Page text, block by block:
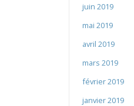
juin 2019
mai 2019
avril 2019
mars 2019
février 2019
janvier 2019